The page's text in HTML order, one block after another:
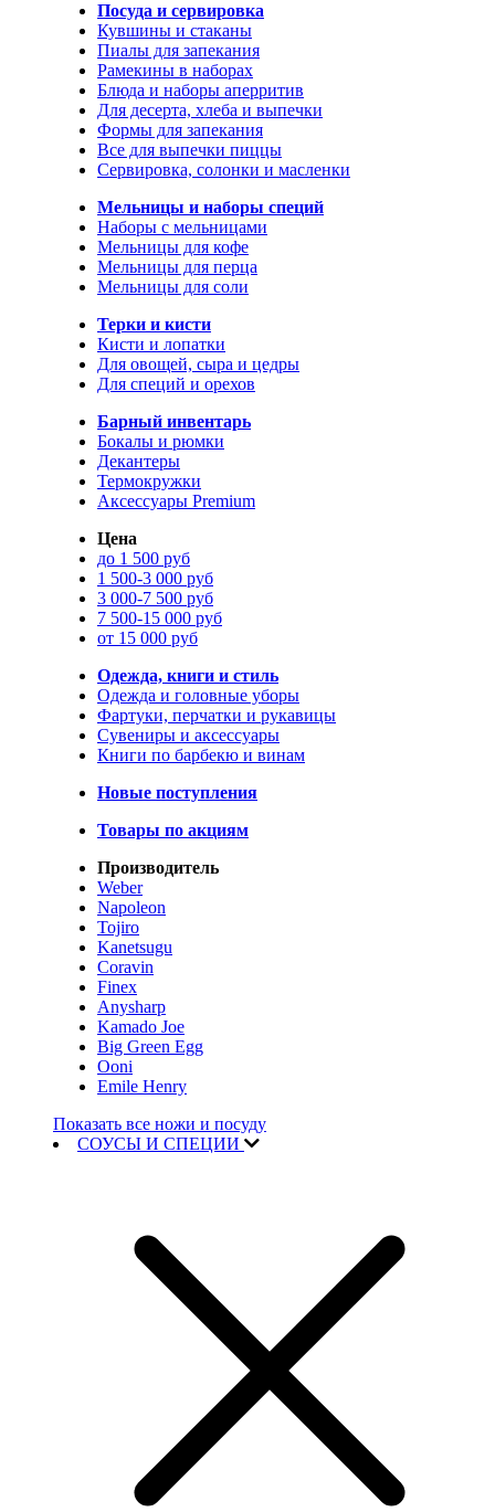
Посуда и сервировка
Кувшины и стаканы
Пиалы для запекания
Рамекины в наборах
Блюда и наборы аперритив
Для десерта, хлеба и выпечки
Формы для запекания
Все для выпечки пиццы
Сервировка, солонки и масленки
Мельницы и наборы специй
Наборы с мельницами
Мельницы для кофе
Мельницы для перца
Мельницы для соли
Терки и кисти
Кисти и лопатки
Для овощей, сыра и цедры
Для специй и орехов
Барный инвентарь
Бокалы и рюмки
Декантеры
Термокружки
Аксессуары Premium
Цена
до 1 500 руб
1 500-3 000 руб
3 000-7 500 руб
7 500-15 000 руб
от 15 000 руб
Одежда, книги и стиль
Одежда и головные уборы
Фартуки, перчатки и рукавицы
Сувениры и аксессуары
Книги по барбекю и винам
Новые поступления
Товары по акциям
Производитель
Weber
Napoleon
Tojiro
Kanetsugu
Coravin
Finex
Anysharp
Kamado Joe
Big Green Egg
Ooni
Emile Henry
Показать все ножи и посуду
СОУСЫ И СПЕЦИИ